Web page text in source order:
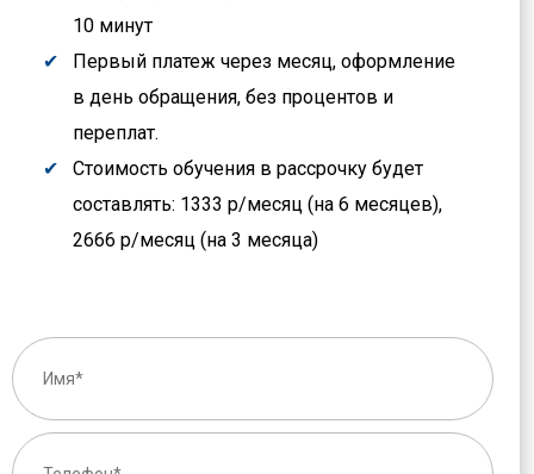
10 минут
Первый платеж через месяц, оформление
в день обращения, без процентов и
переплат.
Стоимость обучения в рассрочку будет
составлять: 1333 р/месяц (на 6 месяцев),
2666 р/месяц (на 3 месяца)